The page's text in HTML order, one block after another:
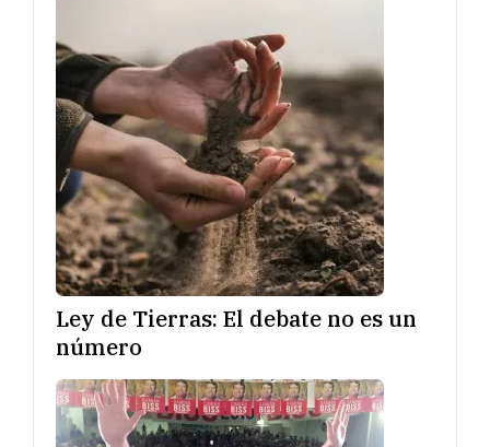
Ley de Tierras: El debate no es un
número